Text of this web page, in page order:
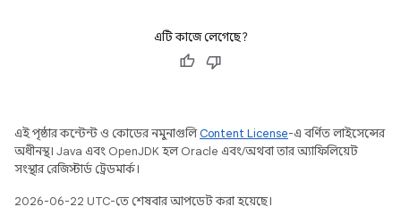
এটি কাজে লেগেছে?
এই পৃষ্ঠার কন্টেন্ট ও কোডের নমুনাগুলিContent License-এ বর্ণিত লাইসেন্সের
অধীনস্থ। Java এবং OpenJDK হল Oracle এবং/অথবা তার অ্যাফিলিয়েট
সংস্থার রেজিস্টার্ড ট্রেডমার্ক।
2026-06-22 UTC-তে শেষবার আপডেট করা হয়েছে।